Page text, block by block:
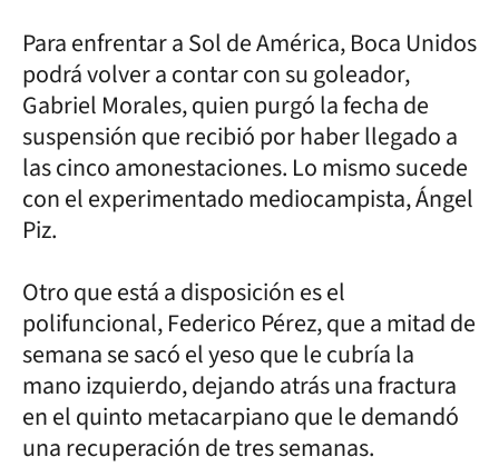
Para enfrentar a Sol de América, Boca Unidos
podrá volver a contar con su goleador,
Gabriel Morales, quien purgó la fecha de
suspensión que recibió por haber llegado a
las cinco amonestaciones. Lo mismo sucede
con el experimentado mediocampista, Ángel
Piz.
Otro que está a disposición es el
polifuncional, Federico Pérez, que a mitad de
semana se sacó el yeso que le cubría la
mano izquierdo, dejando atrás una fractura
en el quinto metacarpiano que le demandó
una recuperación de tres semanas.